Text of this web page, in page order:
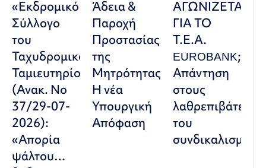
«Εκδρομικό
Σύλλογο
του
Ταχυδρομικού
Ταμιευτηρίου»
(Ανακ. Νο
37/29-07-
2026):
«Απορία
ψάλτου…
Άδεια &
Παροχή
Προστασίας
της
Μητρότητας:
Η νέα
Υπουργική
Απόφαση
ΑΓΩΝΙΖΕΤΑΙ
ΓΙΑ ΤΟ
Τ.Ε.Α.
EUROBANK;
Απάντηση
στους
λαθρεπιβάτες
του
συνδικαλισμού